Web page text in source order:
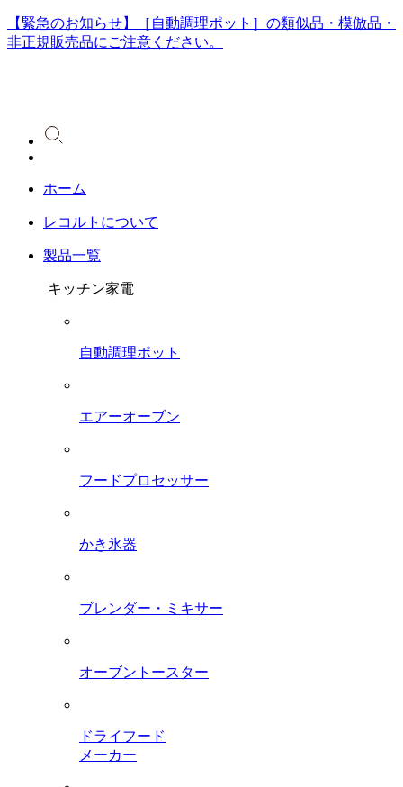
【緊急のお知らせ】［自動調理ポット］の類似品・模倣品・
非正規販売品にご注意ください。
ホーム
レコルトについて
製品一覧
キッチン家電
自動調理ポット
エアーオーブン
フードプロセッサー
かき氷器
ブレンダー・ミキサー
オーブントースター
ドライフード
メーカー